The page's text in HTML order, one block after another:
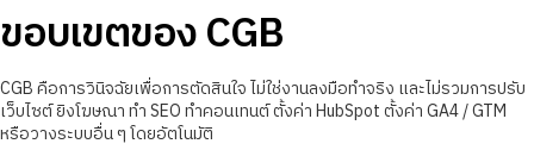
ขอบเขตของ CGB
CGB คือการวินิจฉัยเพื่อการตัดสินใจ ไม่ใช่งานลงมือทำจริง และไม่รวมการปรับ
เว็บไซต์ ยิงโฆษณา ทำ SEO ทำคอนเทนต์ ตั้งค่า HubSpot ตั้งค่า GA4 / GTM
หรือวางระบบอื่น ๆ โดยอัตโนมัติ